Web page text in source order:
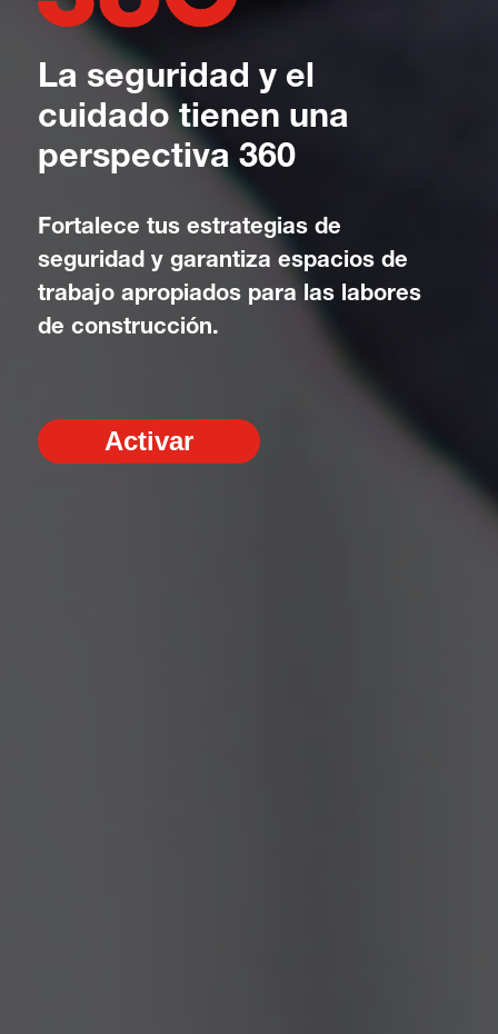
La seguridad y el
cuidado tienen una
perspectiva 360
Fortalece tus estrategias de
seguridad y garantiza espacios de
trabajo apropiados para las labores
de construcción.
Activar